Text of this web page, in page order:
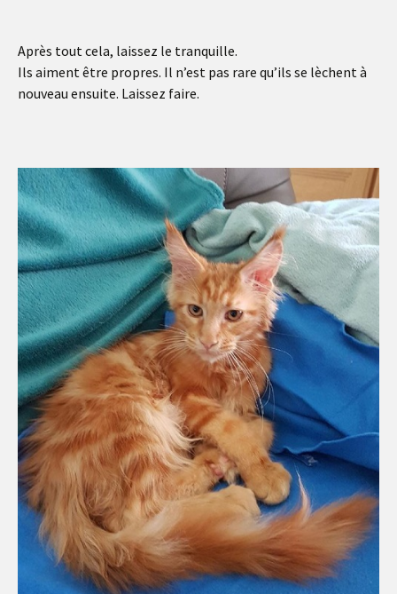
Après tout cela, laissez le tranquille.
Ils aiment être propres. Il n’est pas rare qu’ils se lèchent à
nouveau ensuite. Laissez faire.